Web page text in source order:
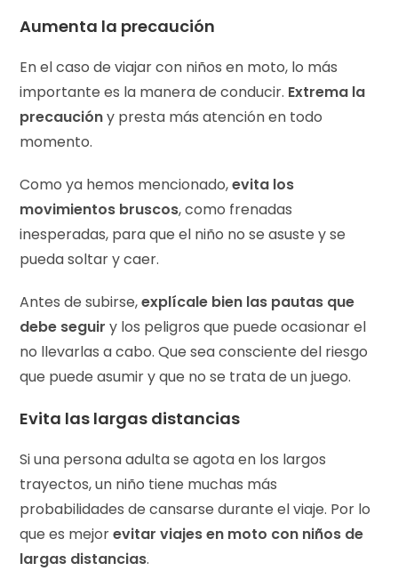
Aumenta la precaución
En el caso de viajar con niños en moto, lo más
importante es la manera de conducir. Extrema la
precaucióny presta más atención en todo
momento.
Como ya hemos mencionado,evita los
movimientos bruscos, como frenadas
inesperadas, para que el niño no se asuste y se
pueda soltar y caer.
Antes de subirse,explícale bien las pautas que
debe seguir y los peligros que puede ocasionar el
no llevarlas a cabo. Que sea consciente del riesgo
que puede asumir y que no se trata de un juego.
Evita las largas distancias
Si una persona adulta se agota en los largos
trayectos, un niño tiene muchas más
probabilidades de cansarse durante el viaje. Por lo
que es mejorevitar viajes en moto con niños de
largas distancias.